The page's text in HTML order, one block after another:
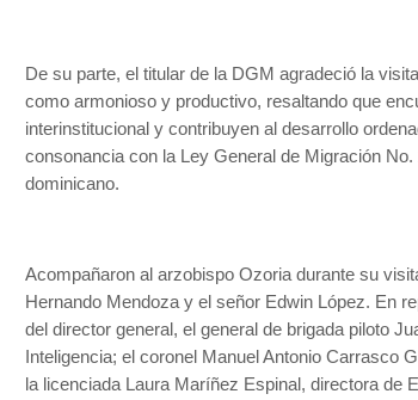
De su parte, el titular de la DGM agradeció la
como armonioso y productivo, resaltando que
interinstitucional y contribuyen al desarrollo
consonancia con la Ley General de Migración
dominicano.
Acompañaron al arzobispo Ozoria durante su
Hernando Mendoza y el señor Edwin López. En
del director general, el general de brigada piloto
Inteligencia; el coronel Manuel Antonio Carrasco
la licenciada Laura Maríñez Espinal, directora de